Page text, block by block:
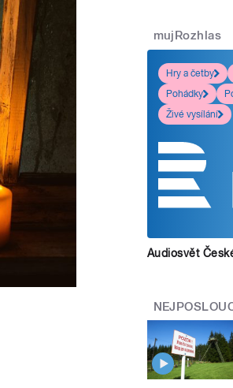
mujRozhlas
Hry a četby
Pohádky
Živé vysílání
Audiosvět